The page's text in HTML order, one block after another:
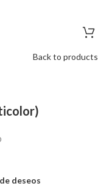
Back to products
deseos